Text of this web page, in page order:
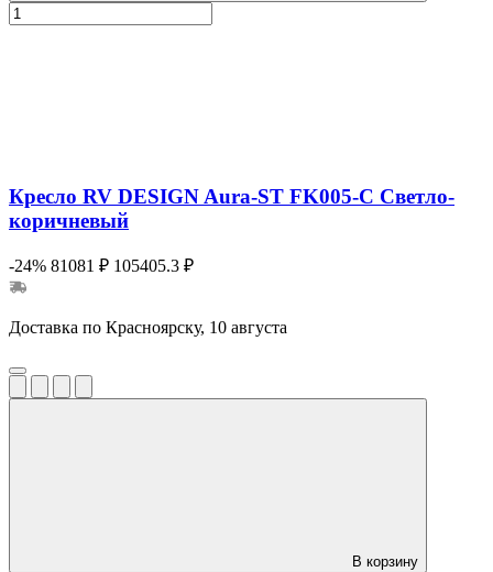
Кресло RV DESIGN Aura-ST FK005-C Светло-
коричневый
-24% 81081 ₽ 105405.3 ₽
Доставка по Красноярску, 10 августа
В корзину